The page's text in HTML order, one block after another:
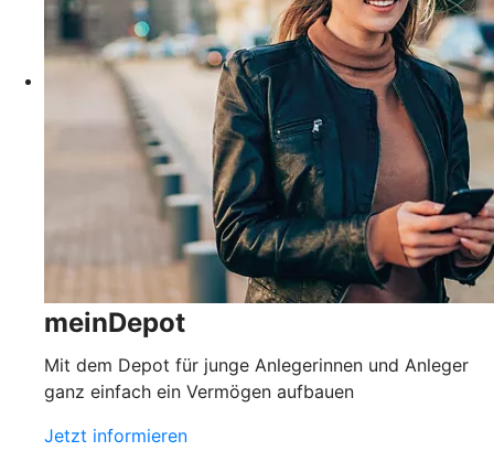
meinDepot
Mit dem Depot für junge Anlegerinnen und Anleger
ganz einfach ein Vermögen aufbauen
Jetzt informieren